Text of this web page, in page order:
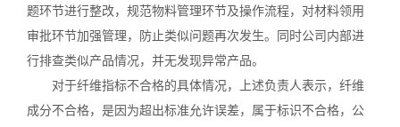
题环节进行整改，规范物料管理环节及操作流程，对材料领用
审批环节加强管理，防止类似问题再次发生。同时公司内部进
行排查类似产品情况，并无发现异常产品。
对于纤维指标不合格的具体情况，上述负责人表示，纤维
成分不合格，是因为超出标准允许误差，属于标识不合格，公